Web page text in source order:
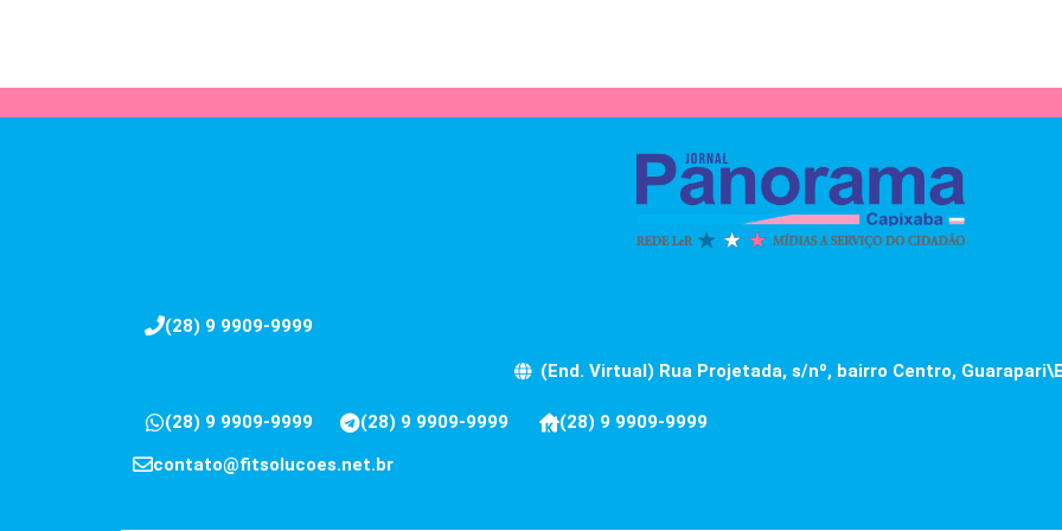
(28) 9 9909-9999
(End. Virtual) Rua Projetada, s/nº, bairro Centro,
(28) 9 9909-9999 (28) 9 9909-9999
(28) 9 9909-9999
contato@fitsolucoes.net.br